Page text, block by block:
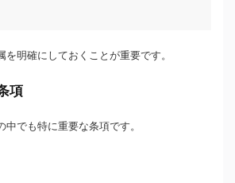
を明確にしておくことが重要です。
項
でも特に重要な条項です。